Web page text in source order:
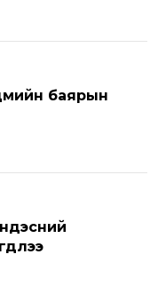
баярын